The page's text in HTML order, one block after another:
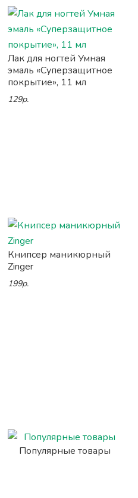
Лак для ногтей Умная
эмаль «Суперзащитное
покрытие», 11 мл
129р.
Книпсер маникюрный
Zinger
199р.
Популярные товары